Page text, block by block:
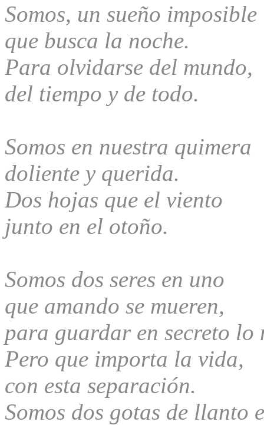
Somos, un sueño imposible
que busca la noche.
Para olvidarse del mundo,
del tiempo y de todo.
Somos en nuestra quimera
doliente y querida.
Dos hojas que el viento
junto en el otoño.
Somos dos seres en uno
que amando se mueren,
para guardar en secreto
Pero que importa la vida,
con esta separación.
Somos dos gotas de llanto